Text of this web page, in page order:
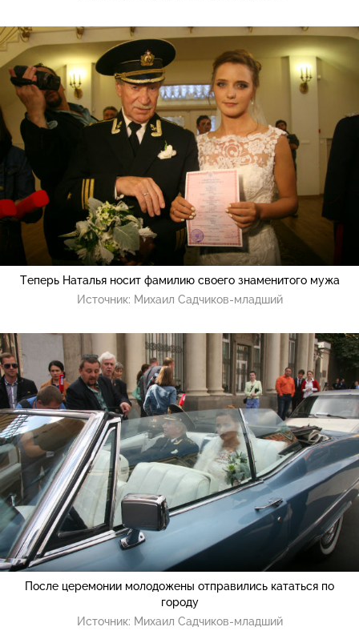
Теперь Наталья носит фамилию своего знаменитого мужа
Источник: Михаил Садчиков-младший
После церемонии молодожены отправились кататься по
городу
Источник: Михаил Садчиков-младший